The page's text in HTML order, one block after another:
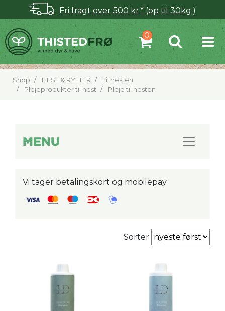
Fri fragt over 500 kr.* (op til 30kg.)
Shop HEST & RYTTER
Til hesten
Plejeprodukter til hest
Pleje til hesten
MENU
Vi tager betalingskort og mobilepay
Sorter